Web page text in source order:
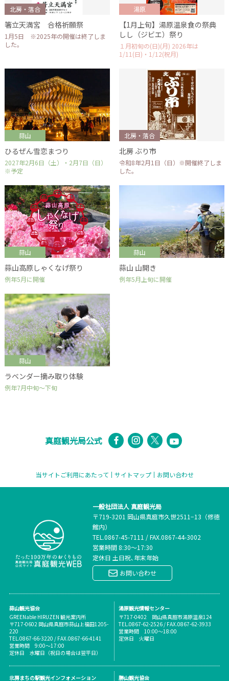
北房・落合
箸立天満宮 合格祈願祭
1月5日 ※2025年の開催は終了しま
した。
湯原
【1月上旬】湯原温泉食の祭典
しし（ジビエ）祭り
１月初旬の(日)(月) 2026年は
1/11(日)・1/12(祝月)
蒜山
ひるぜん雪恋まつり
2027年2月6日（土）・2月7日（日）
※予定
北房・落合
北房 ぶり市
令和8年2月1日（日）※開催終了しま
した。
蒜山
蒜山高原しゃくなげ祭り
例年5月に開催
蒜山
蒜山 山開き
例年5月上旬に開催
蒜山
ラベンダー摘み取り体験
例年7月中旬～下旬
真庭観光局公式
当サイトご利用にあたって サイトマップ お問い合わせ
一般社団法人 真庭観光局
〒719-3201 岡山県真庭市久世2511−13（修徳
館内）
TEL.0867-45-7111 /FAX.0867-44-3002
営業時間 8:30～17:30
定休日 土日祝､年末年始
お問い合わせ
蒜山観光協会
GREENable HIRUZEN 観光案内所
〒717-0602 岡山県真庭市蒜山上福田1205-
220
TEL.0867-66-3220 / FAX.0867-66-4141
営業時間 9:00～17:00
定休日 水曜日（祝日の場合は翌平日）
湯原観光情報センター
〒717-0402 岡山県真庭市湯原温泉124
TEL.0867-62-2526 / FAX.0867-62-3933
営業時間 10:00～18:00
定休日 火曜日
北房まちの駅観光インフォメーション 勝山観光協会